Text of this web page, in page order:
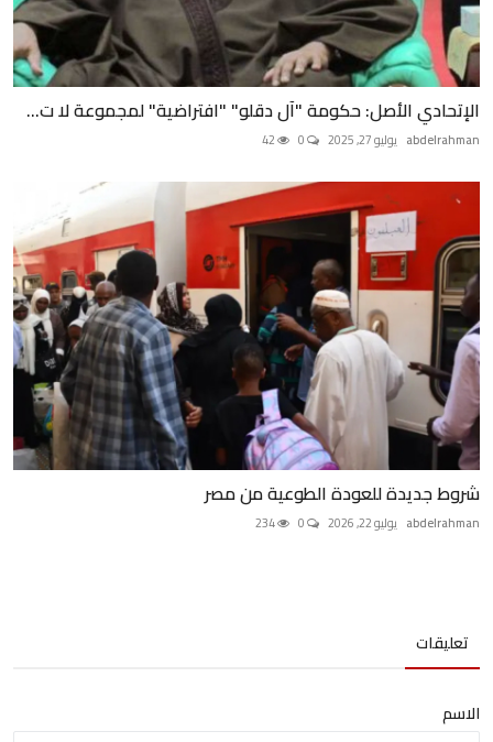
الإتحادي الأصل: حكومة "آل دقلو" "افتراضية" لمجموعة لا ت...
abdelrahman يوليو 27, 2025
شروط جديدة للعودة الطوعية من مصر
abdelrahman يوليو 22, 2026
تعليقات
الاسم